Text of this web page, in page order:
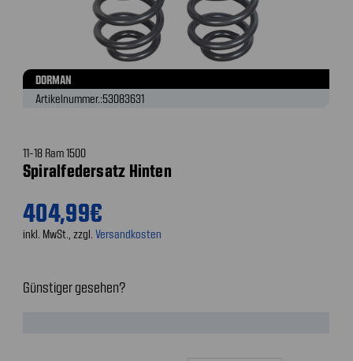
DORMAN
Artikelnummer.:53083631
11-18 Ram 1500
Spiralfedersatz Hinten
404,99€
inkl. MwSt., zzgl. Versandkosten
Günstiger gesehen?